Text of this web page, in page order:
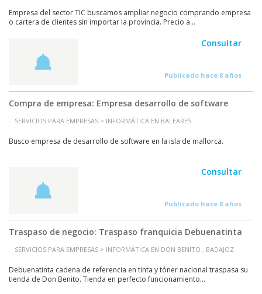
Empresa del sector TIC buscamos ampliar negocio comprando empresa
o cartera de clientes sin importar la provincia. Precio a...
Consultar
Publicado hace 8 años
Compra de empresa: Empresa desarrollo de software
SERVICIOS PARA EMPRESAS > INFORMÁTICA EN BALEARES
Busco empresa de desarrollo de software en la isla de mallorca.
Consultar
Publicado hace 8 años
Traspaso de negocio: Traspaso franquicia Debuenatinta
SERVICIOS PARA EMPRESAS > INFORMÁTICA EN DON BENITO , BADAJOZ
Debuenatinta cadena de referencia en tinta y tóner nacional traspasa su
tienda de Don Benito. Tienda en perfecto funcionamiento...